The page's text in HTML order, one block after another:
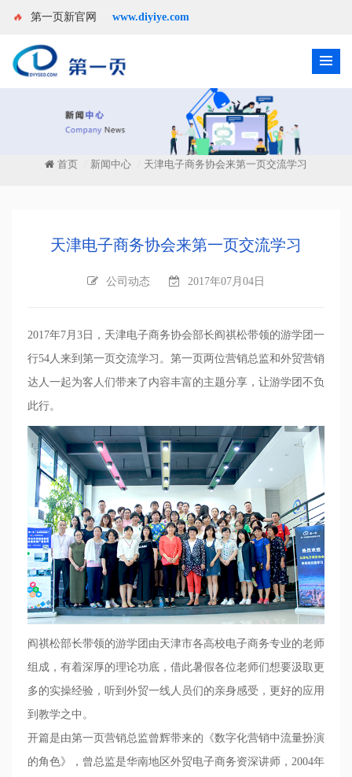
🔥 第一页新官网 www.diyiye.com
首页 新闻中心 天津电子商务协会来第一页交流学习
天津电子商务协会来第一页交流学习
公司动态 2017年07月04日
2017年7 月 3 日，天津电子商务协会部长阎祺松带领的游学团一
行54 人来到第一页交流学习。第一页两位营销总监和外贸营销
达人一起为客人们带来了内容丰富的主题分享，让游学团不负
此行。
阎祺松部长带领的游学团由天津市各高校电子商务专业的老师
组成，有着深厚的理论功底，借此暑假各位老师们想要汲取更
多的实操经验，听到外贸一线人员们的亲身感受，更好的应用
到教学之中。
开篇是由第一页营销总监曾辉带来的《数字化营销中流量扮演
的角色》，曾总监是华南地区外贸电子商务资深讲师， 2004年